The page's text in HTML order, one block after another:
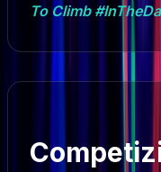
To Climb